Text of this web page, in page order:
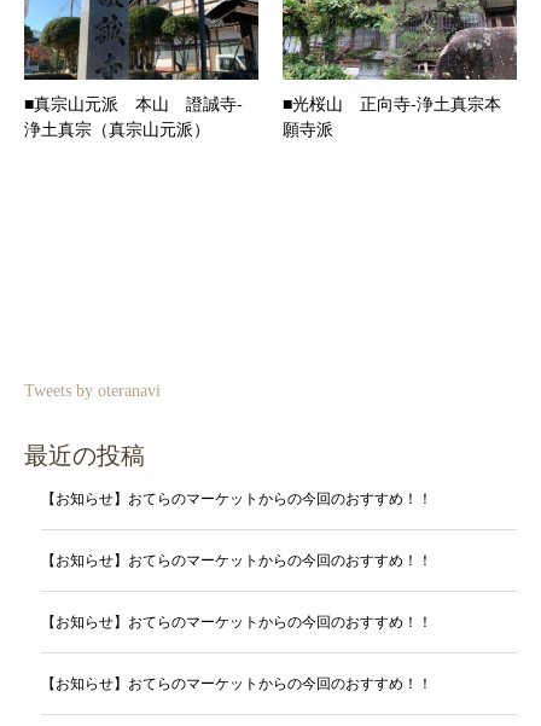
■真宗山元派 本山 證誠寺-
浄土真宗（真宗山元派）
■光桜山 正向寺-浄土真宗本
願寺派
Tweets by oteranavi
最近の投稿
【お知らせ】おてらのマーケットからの今回のおすすめ！！
【お知らせ】おてらのマーケットからの今回のおすすめ！！
【お知らせ】おてらのマーケットからの今回のおすすめ！！
【お知らせ】おてらのマーケットからの今回のおすすめ！！